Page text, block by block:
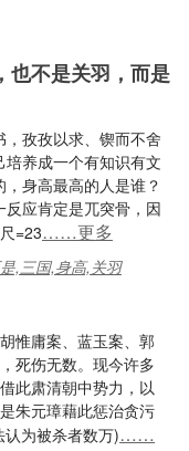
也不是关羽，而是
孜孜以求、锲而不舍
养成一个有知识有文
身高最高的人是谁？
应肯定是兀突骨，因
=23……更多
,三国,身高,关羽
惟庸案、蓝玉案、郭
死伤无数。现今许多
此肃清朝中势力，以
朱元璋藉此惩治贪污
为被杀者数万)……